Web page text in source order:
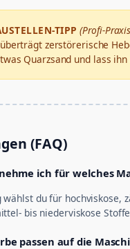
TIPP (Profi-
zerstörerische
Quarzsand und lass
(FAQ)
ich für welches
wählst du für
bis niederviskose
passen auf die